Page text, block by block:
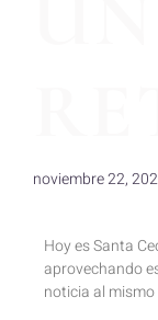
noviembre 22,
Hoy es Santa
aprovechando
noticia al